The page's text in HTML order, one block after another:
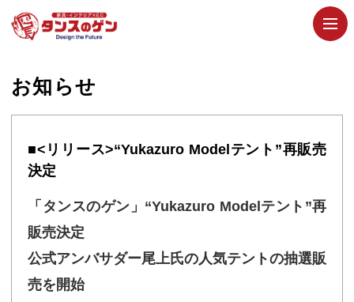
お知らせ
■<リリース>“Yukazuro Modelテント”再販売
決定
「タンスのゲン」“Yukazuro Modelテント”再
販売決定
公式アンバサダー尾上氏の人気テントの抽選販
売を開始